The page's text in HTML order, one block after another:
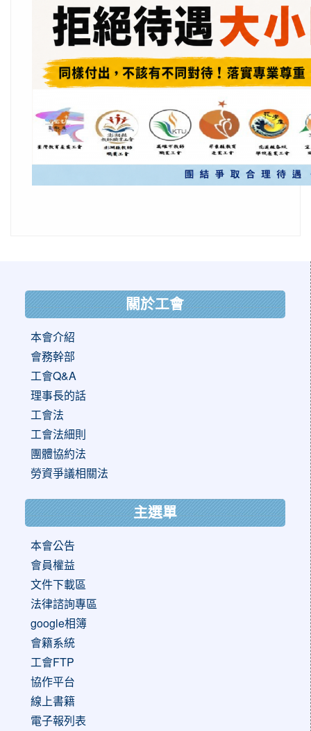
關於工會
本會介紹
會務幹部
工會Q&A
理事長的話
工會法
工會法細則
團體協約法
勞資爭議相關法
主選單
本會公告
會員權益
文件下載區
法律諮詢專區
google相簿
會籍系統
工會FTP
協作平台
線上書籍
電子報列表